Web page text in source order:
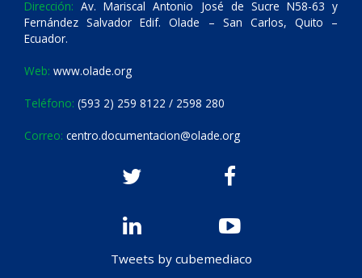
Dirección: Av. Mariscal Antonio José de Sucre N58-63 y
Fernández Salvador Edif. Olade – San Carlos, Quito –
Ecuador.
Web: www.olade.org
Teléfono: (593 2) 259 8122 / 2598 280
Correo: centro.documentacion@olade.org
Tweets by cubemediaco